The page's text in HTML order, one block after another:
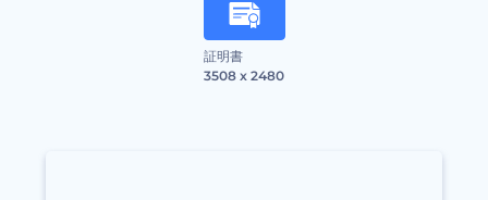
証明書
3508 x 2480